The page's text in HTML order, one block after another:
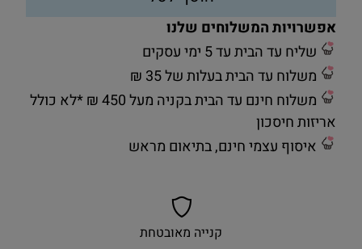
אפשרויות המשלוחים שלנו
שליח עד הבית עד 5 ימי עסקים
משלוח עד הבית בעלות של 35 ₪
משלוח חינם עד הבית בקניה מעל 450 ₪ *לא כולל
אריזות חיסכון
איסוף עצמי חינם, בתיאום מראש
קנייה מאובטחת